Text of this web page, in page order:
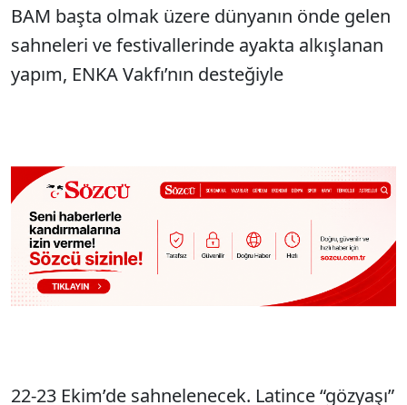
BAM başta olmak üzere dünyanın önde gelen
sahneleri ve festivallerinde ayakta alkışlanan
yapım, ENKA Vakfı’nın desteğiyle
22-23 Ekim’de sahnelenecek. Latince “gözyaşı”